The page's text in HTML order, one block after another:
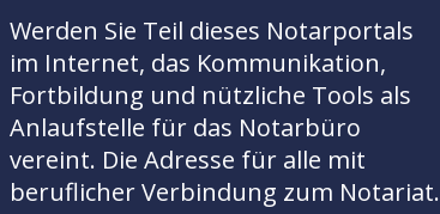
Werden Sie Teil dieses Notarportals
im Internet, das Kommunikation,
Fortbildung und nützliche Tools als
Anlaufstelle für das Notarbüro
vereint. Die Adresse für alle mit
beruflicher Verbindung zum Notariat.